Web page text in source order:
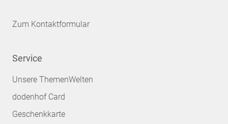
Zum Kontaktformular
Service
Unsere ThemenWelten
dodenhof Card
Geschenkkarte